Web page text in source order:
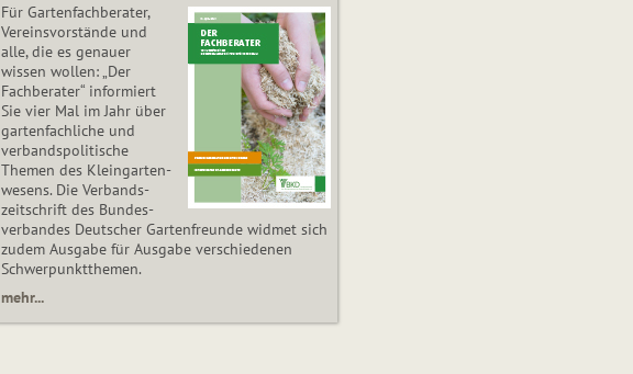
Für Gartenfachberater,
Vereinsvorstände und
alle, die es genauer
wissen wollen: „Der
Fachberater“ informiert
Sie vier Mal im Jahr über
gartenfachliche und
verbandspolitische
Themen des Klein­gar­ten­
wesens. Die Ver­bands­
zeit­schrift des Bun­des­
ver­ban­des Deutscher Gartenfreunde widmet sich
zudem Ausgabe für Ausgabe verschiedenen
Schwer­punkt­the­men.
mehr...